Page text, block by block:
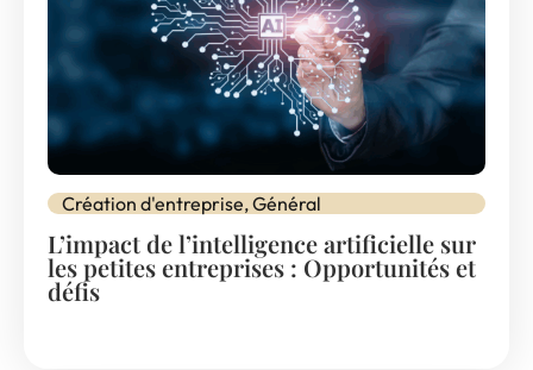
Création d'entreprise,Général
L’impact de l’intelligence artificielle sur
les petites entreprises : Opportunités et
défis